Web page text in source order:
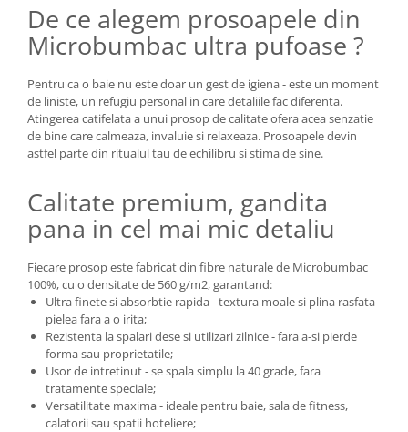
De ce alegem prosoapele din
Microbumbac ultra pufoase ?
Pentru ca o baie nu este doar un gest de igiena - este un moment
de liniste, un refugiu personal in care detaliile fac diferenta.
Atingerea catifelata a unui prosop de calitate ofera acea senzatie
de bine care calmeaza, invaluie si relaxeaza. Prosoapele devin
astfel parte din ritualul tau de echilibru si stima de sine.
Calitate premium, gandita
pana in cel mai mic detaliu
Fiecare prosop este fabricat din fibre naturale de Microbumbac
100%, cu o densitate de 560 g/m2, garantand:
Ultra finete si absorbtie rapida - textura moale si plina rasfata
pielea fara a o irita;
Rezistenta la spalari dese si utilizari zilnice - fara a-si pierde
forma sau proprietatile;
Usor de intretinut - se spala simplu la 40 grade, fara
tratamente speciale;
Versatilitate maxima - ideale pentru baie, sala de fitness,
calatorii sau spatii hoteliere;